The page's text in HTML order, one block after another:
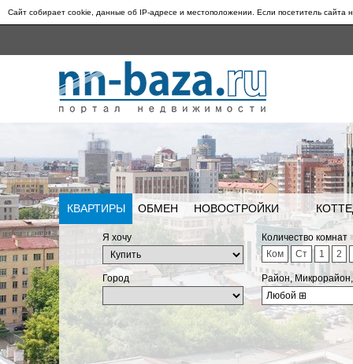
Сайт собирает cookie, данные об IP-адресе и местоположении. Если посетитель сайта
КВАРТИРЫ ОБМЕН НОВОСТРОЙКИ
Я хочу
Количество комнат
Ком
Ст 1 2
Город
Район,
Любой ⊞